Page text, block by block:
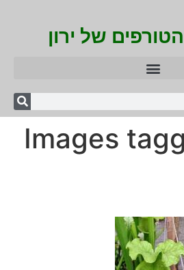
של ירון
Images